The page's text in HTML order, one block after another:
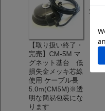
【取り扱い終了・
完売】CM-5M マ
グネット基台 低
損失金メッキ芯線
使用 ケーブル長
5.0m(CM5M)※透
明な簡易包装にな
ります
投稿日